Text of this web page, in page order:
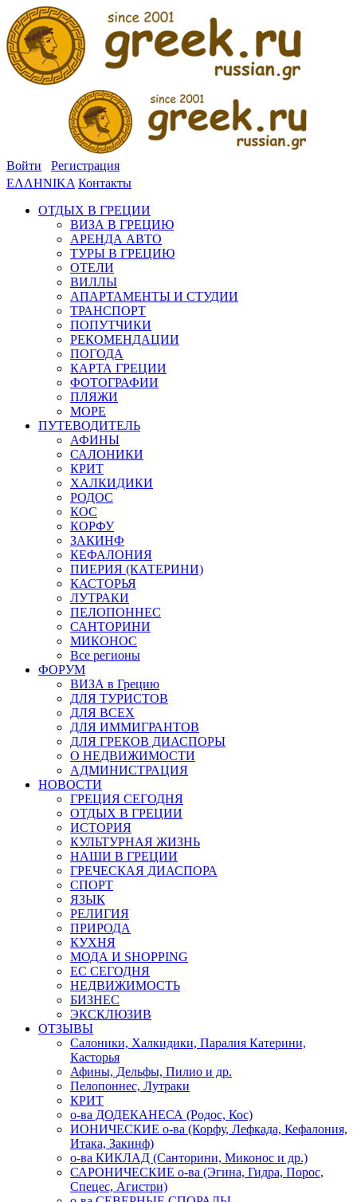
Войти
Регистрация
ΕΛΛΗΝΙΚΑ Контакты
ОТДЫХ В ГРЕЦИИ
ВИЗА В ГРЕЦИЮ
АРЕНДА АВТО
ТУРЫ В ГРЕЦИЮ
ОТЕЛИ
ВИЛЛЫ
АПАРТАМЕНТЫ И СТУДИИ
ТРАНСПОРТ
ПОПУТЧИКИ
РЕКОМЕНДАЦИИ
ПОГОДА
КАРТА ГРЕЦИИ
ФОТОГРАФИИ
ПЛЯЖИ
МОРЕ
ПУТЕВОДИТЕЛЬ
АФИНЫ
САЛОНИКИ
КРИТ
ХАЛКИДИКИ
РОДОС
КОС
КОРФУ
ЗАКИНФ
КЕФАЛОНИЯ
ПИЕРИЯ (КАТЕРИНИ)
КАСТОРЬЯ
ЛУТРАКИ
ПЕЛОПОННЕС
САНТОРИНИ
МИКОНОС
Все регионы
ФОРУМ
ВИЗА в Грецию
ДЛЯ ТУРИСТОВ
ДЛЯ ВСЕХ
ДЛЯ ИММИГРАНТОВ
ДЛЯ ГРЕКОВ ДИАСПОРЫ
О НЕДВИЖИМОСТИ
АДМИНИСТРАЦИЯ
НОВОСТИ
ГРЕЦИЯ СЕГОДНЯ
ОТДЫХ В ГРЕЦИИ
ИСТОРИЯ
КУЛЬТУРНАЯ ЖИЗНЬ
НАШИ В ГРЕЦИИ
ГРЕЧЕСКАЯ ДИАСПОРА
СПОРТ
ЯЗЫК
РЕЛИГИЯ
ПРИРОДА
КУХНЯ
МОДА И SHOPPING
ЕС СЕГОДНЯ
НЕДВИЖИМОСТЬ
БИЗНЕС
ЭКСКЛЮЗИВ
ОТЗЫВЫ
Салоники, Халкидики, Паралия Катерини,
Касторья
Афины, Дельфы, Пилио и др.
Пелопоннес, Лутраки
КРИТ
о-ва ДОДЕКАНЕСА (Родос, Кос)
ИОНИЧЕСКИЕ о-ва (Корфу, Лефкада, Кефалония,
Итака, Закинф)
о-ва КИКЛАД (Санторини, Миконос и др.)
САРОНИЧЕСКИЕ о-ва (Эгина, Гидра, Порос,
Спецес, Агистри)